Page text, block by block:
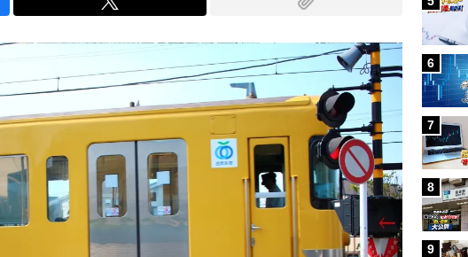
6
7
8
9